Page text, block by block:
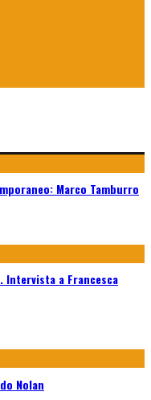
Marco Tamburro
a Francesca
Nolan